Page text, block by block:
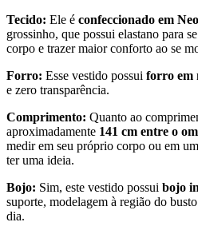
Tecido: Ele é confeccionado em
grossinho, que possui elastano para
corpo e trazer maior conforto ao se
Forro: Esse vestido possui forro em
e zero transparência.
Comprimento: Quanto ao
aproximadamente 141 cm entre o
medir em seu próprio corpo ou em
ter uma ideia.
Bojo: Sim, este vestido possui bojo
suporte, modelagem à região do
dia.